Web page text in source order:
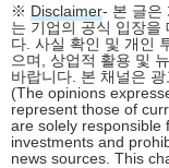
※ Disclaimer- 본 글은
는 기업의 공식 입장을
다. 사실 확인 및 개인
으며, 상업적 활용 및
바랍니다. 본 채널은
(The opinions
represent those of
are solely responsible
investments and
news sources. This